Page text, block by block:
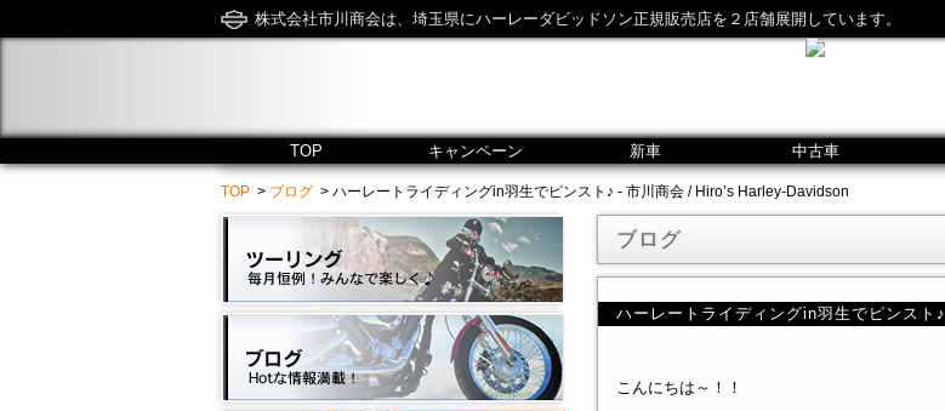
株式会社市川商会は、埼玉県にハーレーダビッドソン正規販売店を２店舗展開しています。
TOP キャンペーン 新車 中古車
TOP > ブログ > ハーレートライディングin羽生でピンスト♪ - 市川商会 / Hiro’s Harley-Davidson
ブログ
ハーレートライディングin羽生でピンスト♪
こんにちは～！！